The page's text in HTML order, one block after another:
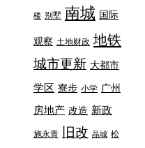
楼 别墅 南城 国际
观察 土地财政 地铁
城市更新 大都市
学区 寮步 小学 广州
房地产 改造 新政
施永青 旧改 晶城 松